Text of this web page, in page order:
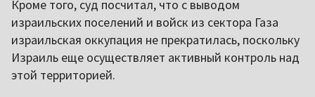
Кроме того, суд посчитал, что с выводом
израильских поселений и войск из сектора Газа
израильская оккупация не прекратилась, поскольку
Израиль еще осуществляет активный контроль над
этой территорией.